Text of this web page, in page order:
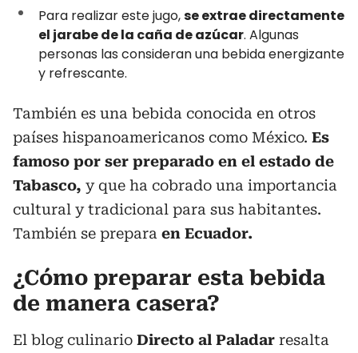
Para realizar este jugo,se extrae directamente
el jarabe de la caña de azúcar. Algunas
personas las consideran una bebida energizante
y refrescante.
También es una bebida conocida en otros
países hispanoamericanos como México. Es
famoso por ser preparado en el estado de
Tabasco, y que ha cobrado una importancia
cultural y tradicional para sus habitantes.
También se prepara en Ecuador.
¿Cómo preparar esta bebida
de manera casera?
El blog culinario Directo al Paladar resalta